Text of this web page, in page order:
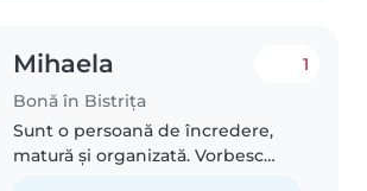
Mihaela
Bonă în Bistrița
1
Sunt o persoană de încredere,
matură și organizată. Vorbesc